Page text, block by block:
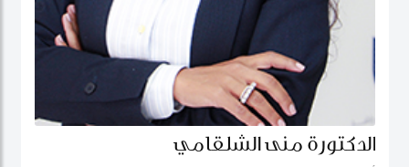
الدكتورة منى الشلقامي